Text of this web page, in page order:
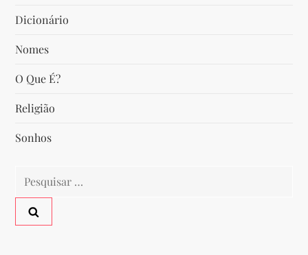
a
ç
ã
o
d
e
P
Dicionário
Nomes
O Que É?
Religião
Sonhos
Pesquisar